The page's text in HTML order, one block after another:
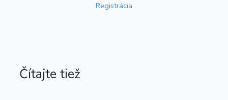
Registrácia
Čítajte tiež